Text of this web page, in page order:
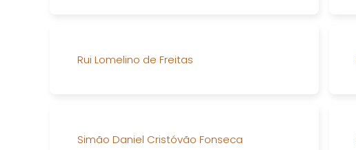
Rui Lomelino de Freitas
Simão Daniel Cristóvão Fonseca